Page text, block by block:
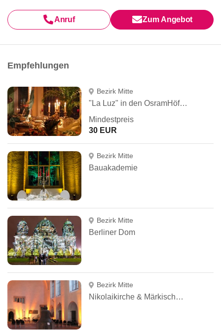
Anruf Zum Angebot
Empfehlungen
Bezirk Mitte
"La Luz" in den OsramHöfen
Mindestpreis
30 EUR
Bezirk Mitte
Bauakademie
Bezirk Mitte
Berliner Dom
Bezirk Mitte
Nikolaikirche & Märkisches Museum